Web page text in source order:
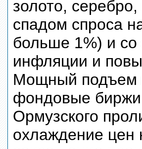
золото,
спадом спроса
больше 1%) и со
инфляции и
Мощный подъем
фондовые биржи
Ормузского
охлаждение цен